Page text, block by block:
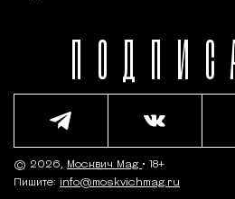
© 2026, Москвич Mag • 18+
Пишите: info@moskvichmag.ru